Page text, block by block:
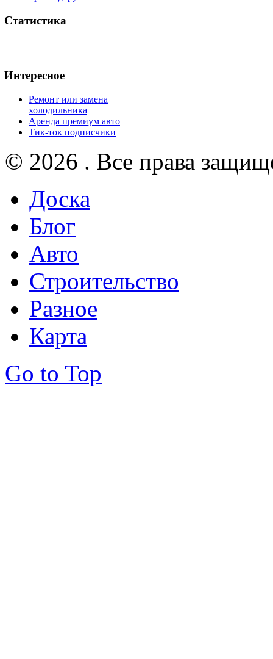
Статистика
Интересное
Ремонт или замена
холодильника
Аренда премиум авто
Тик-ток подписчики
© 2026 . Все права
Доска
Блог
Авто
Строительство
Разное
Карта
Go to Top